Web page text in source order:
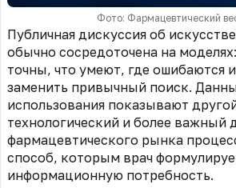
Фото: Фармацевтический
Публичная дискуссия об
обычно сосредоточена на
точны, что умеют, где ошибаются
заменить привычный поиск.
использования показывают
технологический и более важный
фармацевтического рынка
способ, которым врач
информационную потребность.